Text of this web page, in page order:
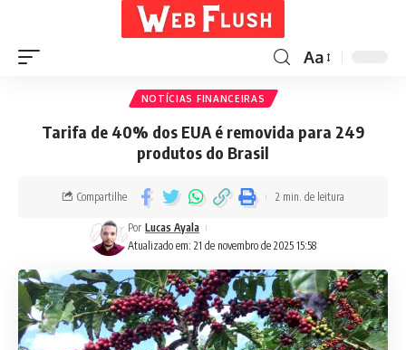
Aa
NOTÍCIAS FINANCEIRAS
Tarifa de 40% dos EUA é removida para 249
produtos do Brasil
Atualizado em: 21 de novembro de 2025 15:58
Por Lucas Ayala
Compartilhe 2 min. de leitura